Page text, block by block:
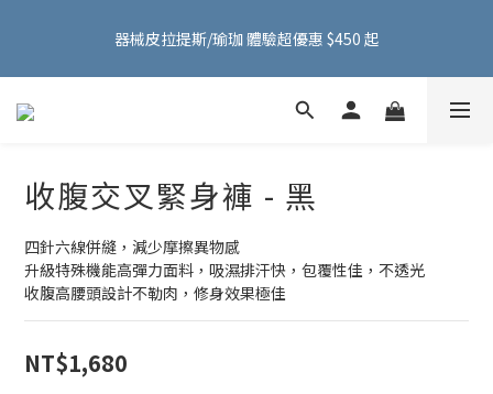
～
器械皮拉提斯/瑜珈 體驗超優惠 $450 起
FMA ACTIVE 服飾首購 599 元免運費！加入會員贈 100 元購物金
收腹交叉緊身褲 - 黑
四針六線併縫，減少摩擦異物感
升級特殊機能高彈力面料，吸濕排汗快，包覆性佳，不透光
收腹高腰頭設計不勒肉，修身效果極佳
NT$1,680